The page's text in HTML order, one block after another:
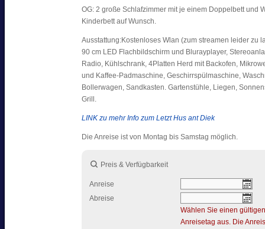
OG: 2 große Schlafzimmer mit je einem Doppelbett und
Kinderbett auf Wunsch.
Ausstattung:Kostenloses Wlan (zum streamen leider zu
90 cm LED Flachbildschirm und Blurayplayer,
Radio, Kühlschrank, 4Platten Herd mit Backofen,
und Kaffee-Padmaschine, Geschirrspülmaschine,
Bollerwagen, Sandkasten. Gartenstühle, Liegen,
Grill.
LINK zu mehr Info zum Letzt Hus ant Diek
Die Anreise ist von Montag bis Samstag möglich.
Preis & Verfügbarkeit
Anreise
Abreise
Wählen Sie einen
Anreisetag aus. Die